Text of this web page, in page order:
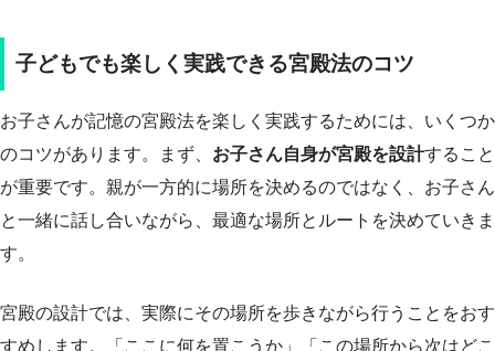
子どもでも楽しく実践できる宮殿法のコツ
お子さんが記憶の宮殿法を楽しく実践するためには、いくつか
のコツがあります。まず、 お子さん自身が宮殿を設計すること
が重要です。親が一方的に場所を決めるのではなく、お子さん
と一緒に話し合いながら、最適な場所とルートを決めていきま
す。
宮殿の設計では、実際にその場所を歩きながら行うことをおす
すめします。「ここに何を置こうか」「この場所から次はどこ